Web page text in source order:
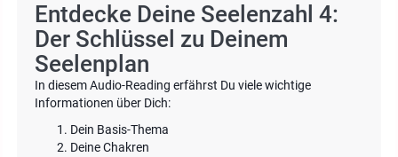
Entdecke Deine Seelenzahl 4:
Der Schlüssel zu Deinem
Seelenplan
In diesem Audio-Reading erfährst Du viele wichtige
Informationen über Dich:
Dein Basis-Thema
Deine Chakren